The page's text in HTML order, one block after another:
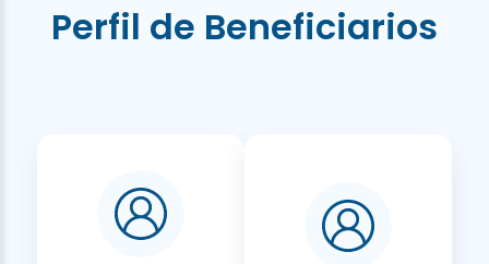
Perfil de Beneficiarios